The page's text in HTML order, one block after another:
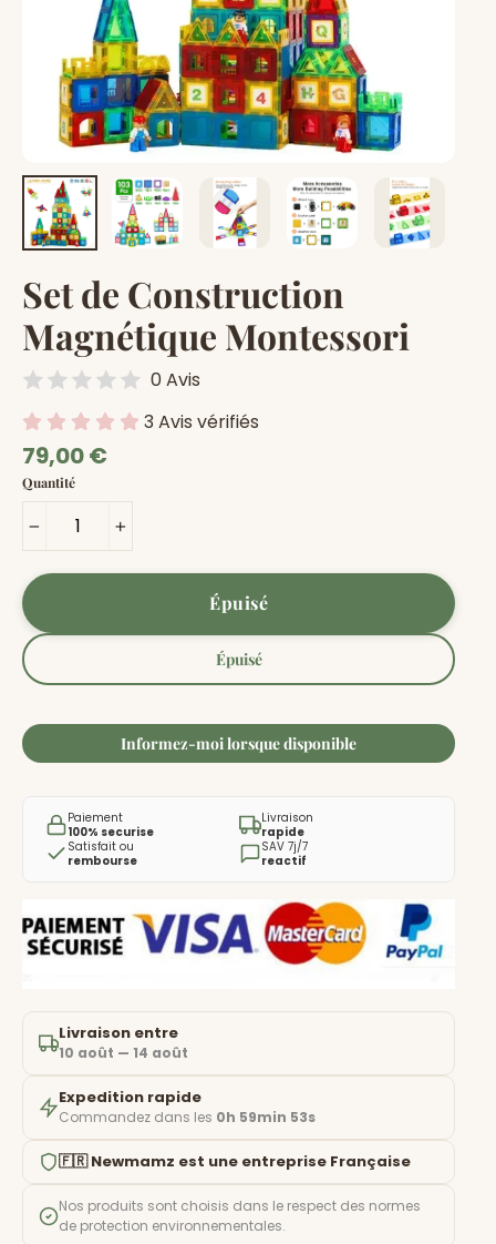
Set de Construction
Magnétique Montessori
0 Avis
3 Avis vérifiés
Prix
régulier
79,00 €
Quantité
Épuisé
Épuisé
Informez-moi lorsque disponible
Paiement
100% securise
Livraison
rapide
Satisfait ou
rembourse
SAV 7j/7
reactif
Livraison entre
10 août — 14 août
Expedition rapide
Commandez dans les 0h 59min 52s
🇫🇷 Newmamz est une entreprise Française
Nos produits sont choisis dans le respect des normes
de protection environnementales.